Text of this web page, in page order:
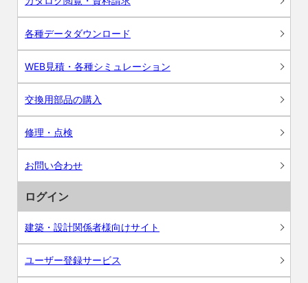
各種データダウンロード
WEB見積・各種シミュレーション
交換用部品の購入
修理・点検
お問い合わせ
ログイン
建築・設計関係者様向けサイト
ユーザー登録サービス